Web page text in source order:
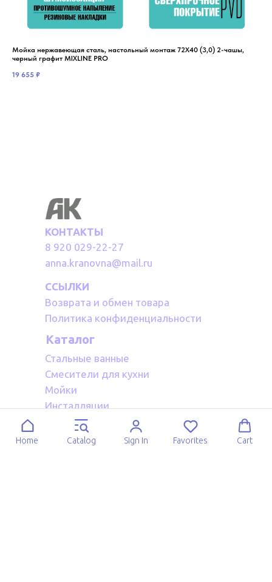
Home Catalog Sign In Favorites Cart
Мойка нержавеющая сталь, настольный монтаж 72Х40 (3,0) 2-чашы,
черный графит MIXLINE PRO
19 655 ₽
КОНТАКТЫ
8 920 029-22-27
anna.kranovna@mail.ru
ССЫЛКИ
Возврата и обмен товара
Политика конфиденциальности
Каталог
Стальные ванные
Смесители для кухни
Мойки
Инсталляции
Акриловые ванные
Полотенцесушители водяные